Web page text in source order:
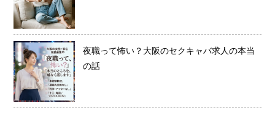
夜職って怖い？大阪のセクキャバ求人の本当
の話